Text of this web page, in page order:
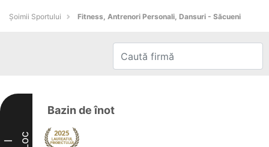
Șoimii Sportului Fitness, Antrenori Personali, Dansuri - Săcueni
I Loc
Bazin de înot